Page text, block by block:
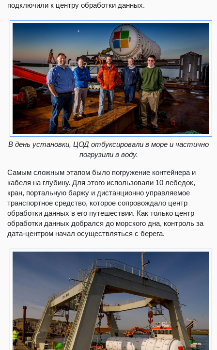
подключили к центру обработки данных.
В день установки, ЦОД отбуксировали в море и частично
погрузили в воду.
Самым сложным этапом было погружение контейнера и
кабеля на глубину. Для этого использовали 10 лебедок,
кран, портальную баржу и дистанционно управляемое
транспортное средство, которое сопровождало центр
обработки данных в его путешествии. Как только центр
обработки данных добрался до морского дна, контроль за
дата-центром начал осуществляться с берега.